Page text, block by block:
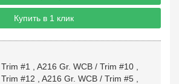
Купить в 1 клик
#1
A216 Gr. WCB / Trim #10
#12
A216 Gr. WCB / Trim #5